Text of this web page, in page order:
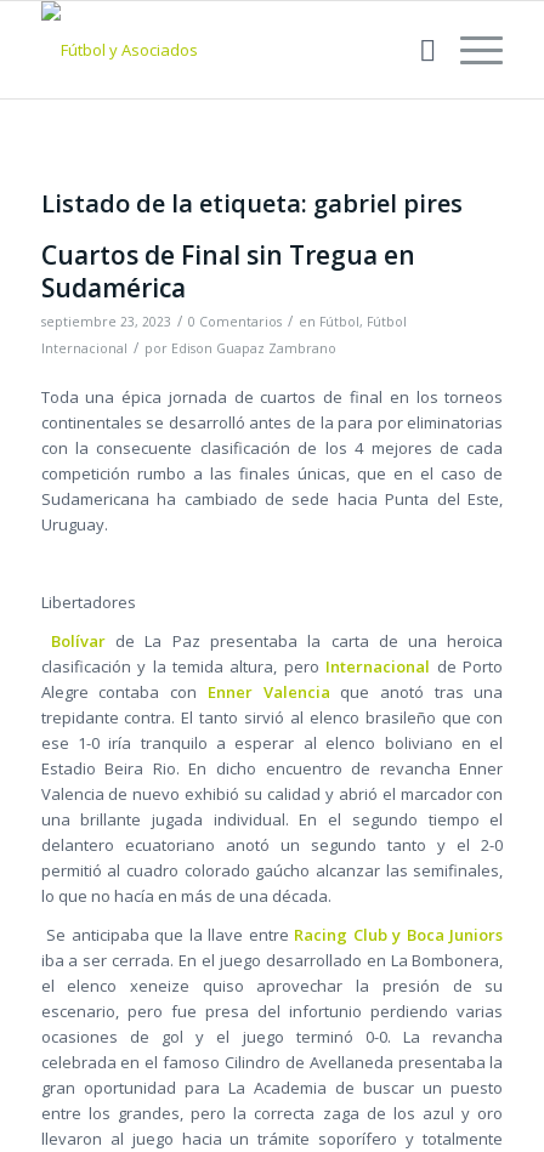
Listado de la etiqueta: gabriel pires
Cuartos de Final sin Tregua en
Sudamérica
septiembre 23, 2023 / 0 Comentarios / en Fútbol, Fútbol
Internacional / por Edison Guapaz Zambrano
Toda una épica jornada de cuartos de final en los torneos
continentales se desarrolló antes de la para por eliminatorias
con la consecuente clasificación de los 4 mejores de cada
competición rumbo a las finales únicas, que en el caso de
Sudamericana ha cambiado de sede hacia Punta del Este,
Uruguay.
Libertadores
Bolívarde La Paz presentaba la carta de una heroica
clasificación y la temida altura, pero Internacional de Porto
Alegre contaba con Enner Valencia que anotó tras una
trepidante contra. El tanto sirvió al elenco brasileño que con
ese 1-0 iría tranquilo a esperar al elenco boliviano en el
Estadio Beira Rio. En dicho encuentro de revancha Enner
Valencia de nuevo exhibió su calidad y abrió el marcador con
una brillante jugada individual. En el segundo tiempo el
delantero ecuatoriano anotó un segundo tanto y el 2-0
permitió al cuadro colorado gaúcho alcanzar las semifinales,
lo que no hacía en más de una década.
Se anticipaba que la llave entre Racing Club y Boca Juniors
iba a ser cerrada. En el juego desarrollado en La Bombonera,
el elenco xeneize quiso aprovechar la presión de su
escenario, pero fue presa del infortunio perdiendo varias
ocasiones de gol y el juego terminó 0-0. La revancha
celebrada en el famoso Cilindro de Avellaneda presentaba la
gran oportunidad para La Academia de buscar un puesto
entre los grandes, pero la correcta zaga de los azul y oro
llevaron al juego hacia un trámite soporífero y totalmente